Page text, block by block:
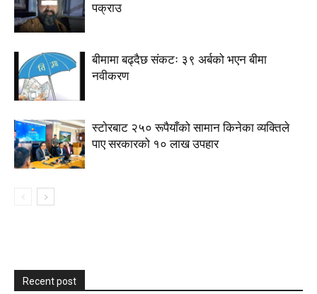
पक्राउ
बीमामा बढ्दैछ संकटः ३९ अर्बको भएन बीमा
नवीकरण
स्टाेरबाट २५० रूपैयाँको सामान किनेका व्यक्तिले
पाए सरकारको १० लाख उपहार
Recent post